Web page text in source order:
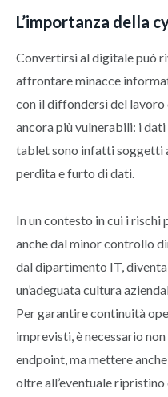
L’importanza della
Convertirsi al digitale può
affrontare minacce
con il diffondersi del
ancora più vulnerabili: i
tablet sono infatti soggetti
perdita e furto di dati.
In un contesto in cui i
anche dal minor controllo
dal dipartimento IT,
un’adeguata cultura
Per garantire continuità
imprevisti, è necessario
endpoint, ma mettere
oltre all’eventuale